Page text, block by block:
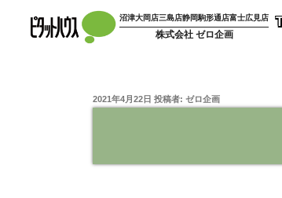
沼津大岡店三島店静岡駒形通店富士広見店
株式会社 ゼロ企画
2021年4月22日 投稿者: ゼロ企画